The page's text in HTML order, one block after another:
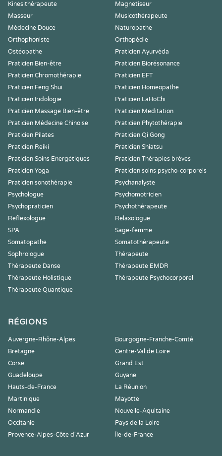
Kinesithérapeute
Magnetiseur
Masseur
Musicothérapeute
Médecine Douce
Naturopathe
Orthophoniste
Orthopédie
Ostéopathe
Praticien Ayurvéda
Praticien Bien-être
Praticien Biorésonance
Praticien Chromothérapie
Praticien EFT
Praticien Feng Shui
Praticien Homeopathe
Praticien Iridologie
Praticien LaHoChi
Praticien Massage Bien-être
Praticien Meditation
Praticien Médecine Chinoise
Praticien Phytothérapie
Praticien Pilates
Praticien Qi Gong
Praticien Reiki
Praticien Shiatsu
Praticien Soins Energétiques
Praticien Thérapies brèves
Praticien Yoga
Praticien soins psycho-corporels
Praticien sonothérapie
Psychanalyste
Psychologue
Psychomotricien
Psychopraticien
Psychothérapeute
Reflexologue
Relaxologue
SPA
Sage-femme
Somatopathe
Somatothérapeute
Sophrologue
Thérapeute
Thérapeute Danse
Thérapeute EMDR
Thérapeute Holistique
Thérapeute Psychocorporel
Thérapeute Quantique
RÉGIONS
Auvergne-Rhône-Alpes
Bourgogne-Franche-Comté
Bretagne
Centre-Val de Loire
Corse
Grand Est
Guadeloupe
Guyane
Hauts-de-France
La Réunion
Martinique
Mayotte
Normandie
Nouvelle-Aquitaine
Occitanie
Pays de la Loire
Provence-Alpes-Côte d'Azur
Île-de-France